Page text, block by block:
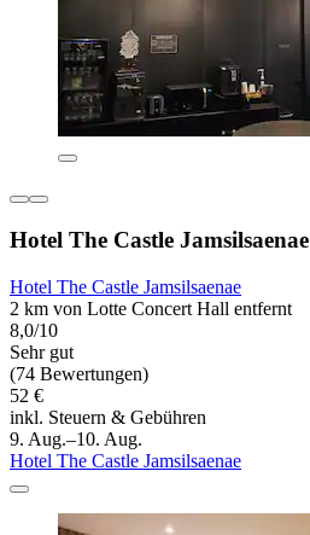
Hotel The Castle Jamsilsaenae
Hotel The Castle Jamsilsaenae
2 km von Lotte Concert Hall entfernt
8,0/10
Sehr gut
(74 Bewertungen)
52 €
inkl. Steuern & Gebühren
9. Aug.–10. Aug.
Hotel The Castle Jamsilsaenae